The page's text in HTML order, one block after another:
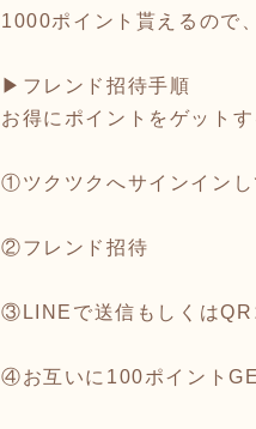
1000ポイント貰えるので
▶︎フレンド招待手順
お得にポイントをゲット
①ツクツクへサインインし
②フレンド招待
③LINEで送信もしくはQR
④お互いに100ポイント